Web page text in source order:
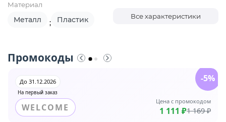
Материал
Металл ; Пластик Все характеристики
Промокоды
На первый заказ
До 31.12.2026
WELCOME
Цена с промокодом
1 111 ₽1 169 ₽
-5%